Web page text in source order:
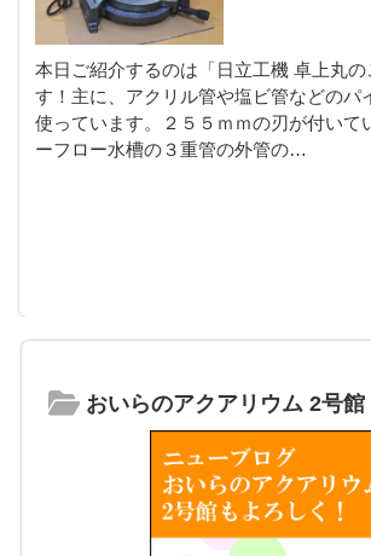
本日ご紹介するのは「日立工機 卓上丸の
す！主に、アクリル管や塩ビ管などのパ
使っています。２５５ｍｍの刃が付いて
ーフロー水槽の３重管の外管の…
おいらのアクアリウム 2号館